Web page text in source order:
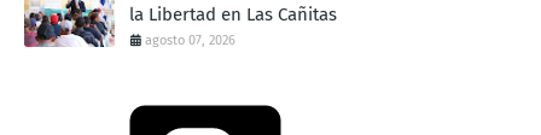
la Libertad en Las Cañitas
agosto 07, 2026